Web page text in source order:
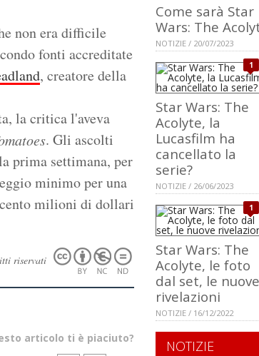
non era difficile
fonti accreditate
, creatore della
la critica l'aveva
. Gli ascolti
prima settimana, per
minimo per una
milioni di dollari
riservati
articolo ti è piaciuto?
Come sarà Star
Wars: The
NOTIZIE / 20/07/2023
1
Star Wars: The
Acolyte, la
Lucasfilm ha
cancellato la
serie?
NOTIZIE / 26/06/2023
1
Star Wars: The
Acolyte, le foto
dal set, le nuove
rivelazioni
NOTIZIE / 16/12/2022
NOTIZIE